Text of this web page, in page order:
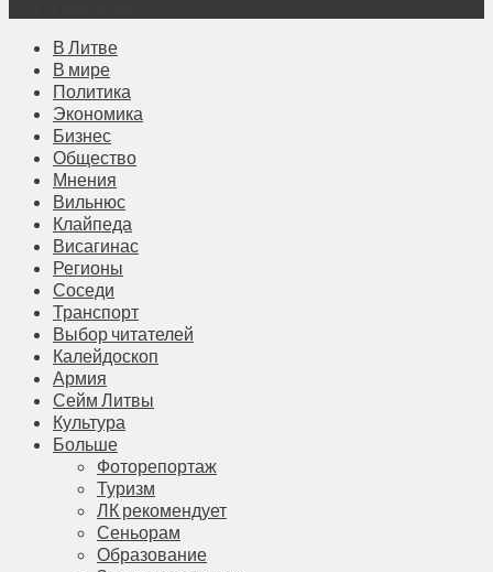
В Литве
В мире
Политика
Экономика
Бизнес
Общество
Мнения
Вильнюс
Клайпеда
Висагинас
Регионы
Соседи
Транспорт
Выбор читателей
Калейдоскоп
Армия
Сейм Литвы
Культура
Больше
Фоторепортаж
Туризм
ЛК рекомендует
Сеньорам
Образование